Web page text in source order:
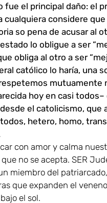
fue el principal daño: el
cualquiera considere
so pena de acusar al
lo obligue a ser
obliga al otro a ser
católico lo haría, una
mutuamente
hoy en casi
el catolicismo, que
hetero, homo,
con amor y calma
no se acepta. SER
miembro del
que expanden el
el sol.